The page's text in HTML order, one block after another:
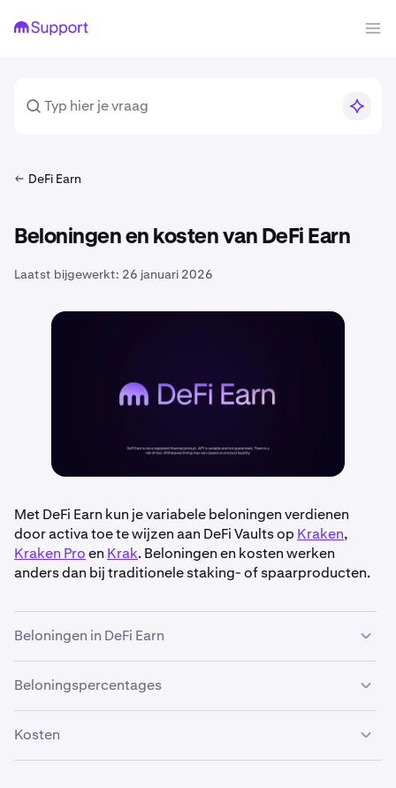
DeFi Earn
Beloningen en kosten van DeFi Earn
Laatst bijgewerkt: 26 januari 2026
Met DeFi Earn kun je variabele beloningen verdienen
door activa toe te wijzen aan DeFi Vaults op Kraken,
Kraken Proen Krak. Beloningen en kosten werken
anders dan bij traditionele staking- of spaarproducten.
Beloningen in DeFi Earn
• Variabele APY: Beloningen zijn gebaseerd op vraag
en aanbod in de leenprotocollen die DeFi Vaults
gebruiken. Dit betekent dat je APY op elk moment
Beloningspercentages
Beloningspercentages worden weergegeven als een
verschillen. Kraken toont de huidige APY op basis van
Kosten